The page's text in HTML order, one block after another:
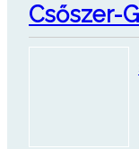
Csőszer-